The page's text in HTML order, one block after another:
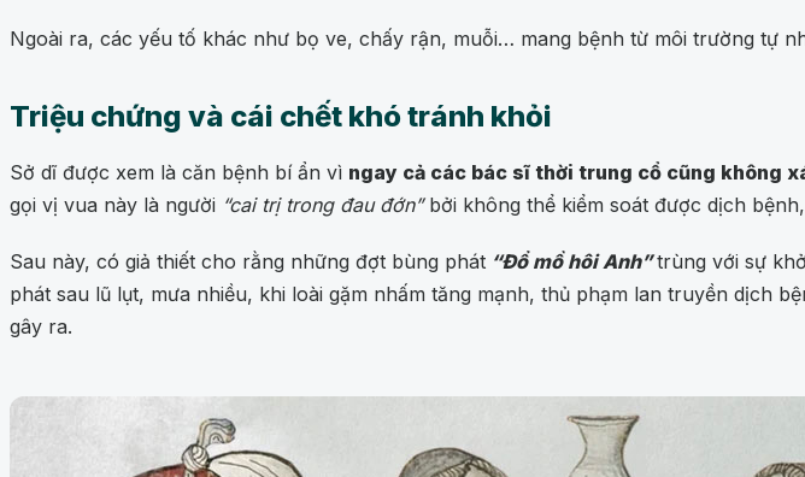
Ngoài ra, các yếu tố khác như bọ ve, chấy rận, muỗi… mang bệnh từ môi trường tự
Triệu chứng và cái chết khó tránh khỏi
Sở dĩ được xem là căn bệnh bí ẩn vì ngay cả các bác sĩ thời trung cổ cũng không
gọi vị vua này là người “cai trị trong đau đớn” bởi không thể kiểm soát được dịch bệnh,
Sau này, có giả thiết cho rằng những đợt bùng phát “Đổ mồ hôi Anh”trùng với sự
phát sau lũ lụt, mưa nhiều, khi loài gặm nhấm tăng mạnh, thủ phạm lan truyền dịch
gây ra.